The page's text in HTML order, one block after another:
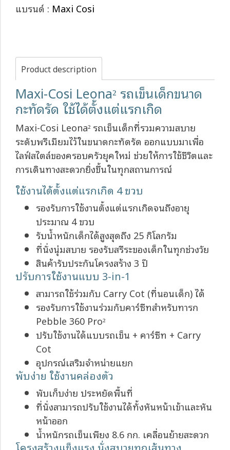
แบรนด์ : Maxi Cosi
Product description
Maxi-Cosi Leona² รถเข็นเด็กขนาด
กะทัดรัด ใช้ได้ตั้งแต่แรกเกิด
Maxi-Cosi Leona² รถเข็นเด็กที่รวมความสบาย
ระดับพรีเมียมไว้ในขนาดกะทัดรัด ออกแบบมาเพื่อ
ไลฟ์สไตล์ของครอบครัวยุคใหม่ ช่วยให้การใช้ชีวิตและ
การเดินทางสะดวกยิ่งขึ้นในทุกสถานการณ์
ใช้งานได้ตั้งแต่แรกเกิด 4 ขวบ
รองรับการใช้งานตั้งแต่แรกเกิดจนถึงอายุ
ประมาณ 4 ขวบ
รับน้ำหนักเด็กได้สูงสุดถึง 25 กิโลกรัม
ที่นั่งนุ่มสบาย รองรับสรีระของเด็กในทุกช่วงวัย
สินค้ารับประกันโครงสร้าง 3 ปี
ปรับการใช้งานแบบ 3-in-1
สามารถใช้ร่วมกับ Carry Cot (ที่นอนเด็ก) ได้
รองรับการใช้งานร่วมกับคาร์ซีทสำหรับทารก
Pebble 360 Pro²
ปรับใช้งานได้แบบรถเข็น + คาร์ซีท + Carry
Cot
อุปกรณ์เสริมจำหน่ายแยก
พับง่าย ใช้งานคล่องตัว
พับเก็บง่าย ประหยัดพื้นที่
ที่นั่งสามารถปรับใช้งานได้ทั้งหันหน้าเข้าและหัน
หน้าออก
น้ำหนักรถเข็นเพียง 8.6 กก. เคลื่อนย้ายสะดวก